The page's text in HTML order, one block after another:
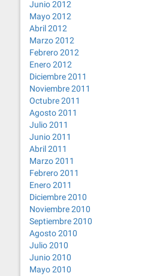
Junio 2012
Mayo 2012
Abril 2012
Marzo 2012
Febrero 2012
Enero 2012
Diciembre 2011
Noviembre 2011
Octubre 2011
Agosto 2011
Julio 2011
Junio 2011
Abril 2011
Marzo 2011
Febrero 2011
Enero 2011
Diciembre 2010
Noviembre 2010
Septiembre 2010
Agosto 2010
Julio 2010
Junio 2010
Mayo 2010